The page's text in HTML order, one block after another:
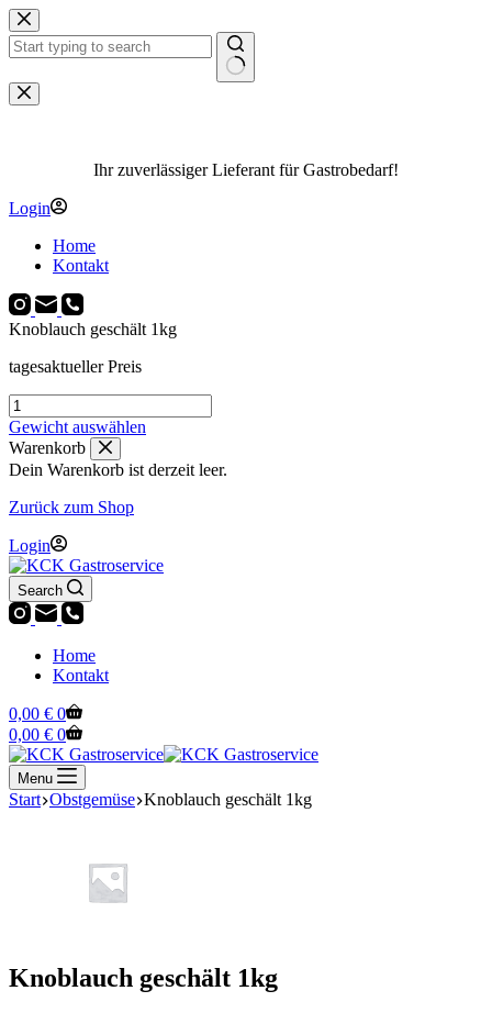
Zum
Inhalt
springen
Keine
Ergebnisse
Ihr zuverlässiger Lieferant für Gastrobedarf!
Login
Home
Kontakt
Knoblauch geschält 1kg
tagesaktueller Preis
Knoblauch
geschält
1kg
Menge
Gewicht auswählen
Warenkorb
Dein Warenkorb ist derzeit leer.
Zurück zum Shop
Login
Search
Home
Kontakt
Warenkorb
0,00 € 0
Warenkorb
0,00 € 0
Menu
Start Obstgemüse Knoblauch geschält 1kg
Knoblauch geschält 1kg